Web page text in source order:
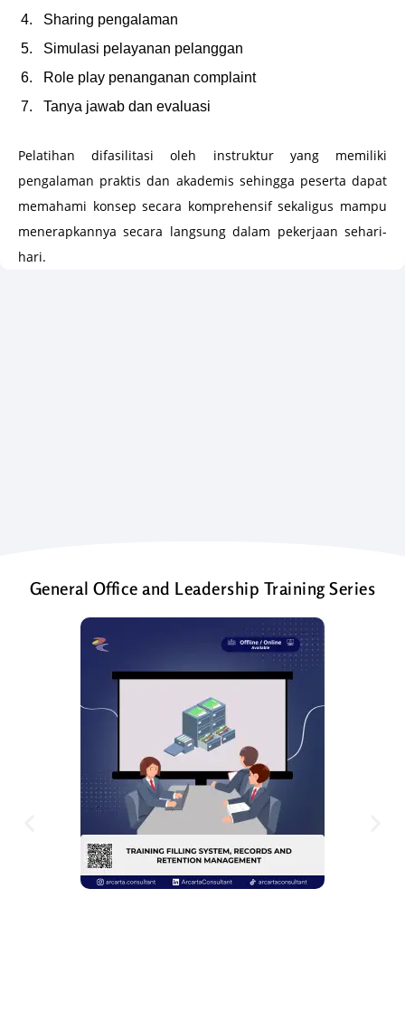
Sharing pengalaman
Simulasi pelayanan pelanggan
Role play penanganan complaint
Tanya jawab dan evaluasi
Pelatihan difasilitasi oleh instruktur yang memiliki
pengalaman praktis dan akademis sehingga peserta dapat
memahami konsep secara komprehensif sekaligus mampu
menerapkannya secara langsung dalam pekerjaan sehari-
hari.
General Office and Leadership Training Series